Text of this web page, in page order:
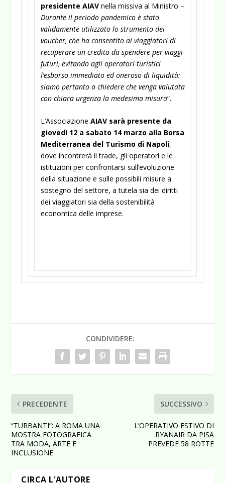
presidente AIAV nella missiva al Ministro –
Durante il periodo pandemico è stato
validamente utilizzato lo strumento dei
voucher, che ha consentito ai viaggiatori di
recuperare un credito da spendere per viaggi
futuri, evitando agli operatori turistici
l’esborso immediato ed oneroso di liquidità:
siamo pertanto a chiedere che venga valutata
con chiara urgenza la medesima misura”.
L’AssociazioneAIAV sarà presente da
giovedì 12 a sabato 14 marzo alla Borsa
Mediterranea del Turismo di Napoli,
dove incontrerà il trade, gli operatori e le
istituzioni per confrontarsi sull’evoluzione
della situazione e sulle possibili misure a
sostegno del settore, a tutela sia dei diritti
dei viaggiatori sia della sostenibilità
economica delle imprese.
CONDIVIDERE:
PRECEDENTE
“TURBANTI”: A ROMA UNA
MOSTRA FOTOGRAFICA
TRA MODA, ARTE E
INCLUSIONE
SUCCESSIVO
L’OPERATIVO ESTIVO DI
RYANAIR DA PISA
PREVEDE 58 ROTTE
CIRCA L'AUTORE